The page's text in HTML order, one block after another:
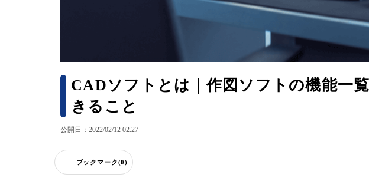
CADソフトとは｜作図ソフトの機能一
きること
公開日：2022/02/12 02:27
ブックマーク(0)